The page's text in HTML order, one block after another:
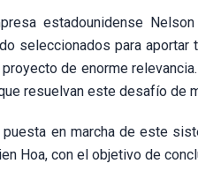
estadounidense Nelson
seleccionados para
de enorme
resuelvan este desafío de
en marcha de este
Hoa, con el objetivo de